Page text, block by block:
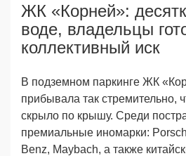
ЖК «Корней»:
воде, владельцы
коллективный иск
В подземном пaркинге ЖК
прибывала так стремительно,
скрыло по крышу. Среди
премиальные иномарки:
Benz, Maybach, а также